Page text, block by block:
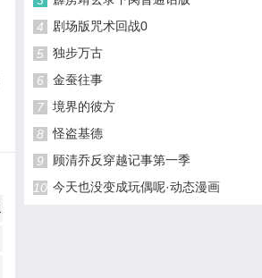
4
剧场版咒术回战0
5
独步万古
6
金蚕往事
7
境界的彼方
8
怪盗基德
9
顾清乔反穿越记事第一季
10 今天也没变成玩偶呢·动态漫画